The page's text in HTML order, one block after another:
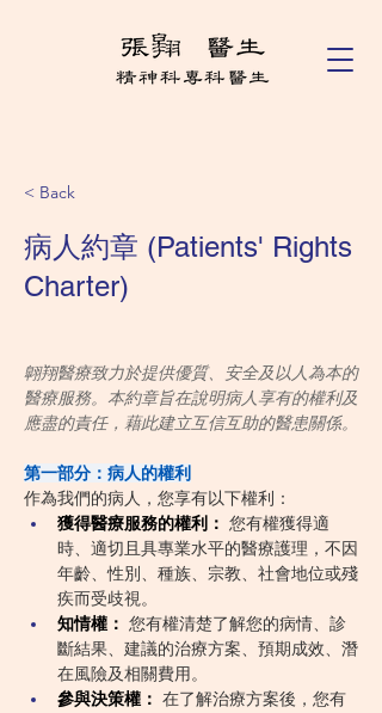
< Back
病人約章 (Patients' Rights
Charter)
翺翔醫療致力於提供優質、安全及以人為本的
醫療服務。本約章旨在說明病人享有的權利及
應盡的責任，藉此建立互信互助的醫患關係。
第一部分：病人的權利
作為我們的病人，您享有以下權利：
獲得醫療服務的權利： 您有權獲得適
時、適切且具專業水平的醫療護理，不因
年齡、性別、種族、宗教、社會地位或殘
疾而受歧視。
知情權： 您有權清楚了解您的病情、診
斷結果、建議的治療方案、預期成效、潛
在風險及相關費用。
參與決策權： 在了解治療方案後，您有